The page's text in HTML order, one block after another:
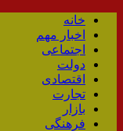
خانه
اخبار مهم
اجتماعی
دولت
اقتصادی
تجارت
بازار
فرهنگی